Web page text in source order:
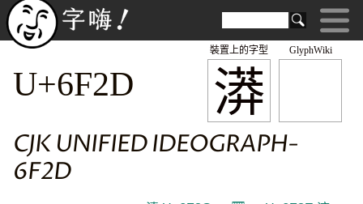
GlyphWiki
漭
裝置上的字型
U+6F2D
CJK UNIFIED IDEOGRAPH-
6F2D